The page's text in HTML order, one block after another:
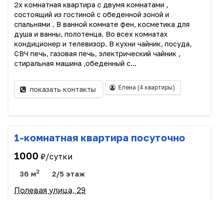
2х комнатная квартира с двумя комнатами ,
состоящий из гостиной с обеденной зоной и
спальнями . В ванной комнате фен, косметика для
душа и ванны, полотенца. Во всех комнатах
кондиционер и телевизор. В кухни чайник, посуда,
СВЧ печь, газовая печь, электрический чайник ,
стиральная машина ,обеденный с...
показать контакты Елена (4 квартиры)
1-комнатная квартира посуточно
1000 ₽/сутки
36 м2 2/5 этаж
Полевая улица, 29